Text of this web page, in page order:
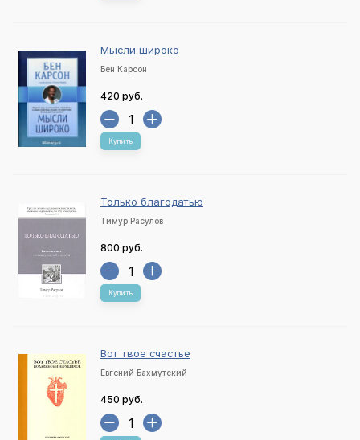
Мысли широко
Бен Карсон
420 руб.
Купить
Только благодатью
Тимур Расулов
800 руб.
Купить
Вот твое счастье
Евгений Бахмутский
450 руб.